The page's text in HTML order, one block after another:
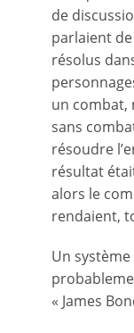
de
parlaient
résolus
un combat,
sans
résoudre
résultat
alors le
rendaient,
Un
« James